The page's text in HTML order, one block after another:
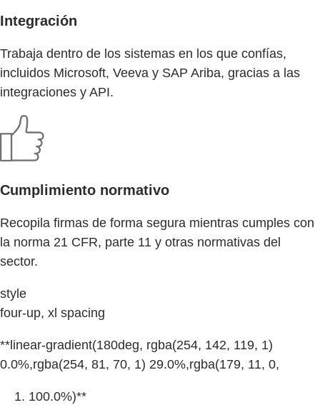
Integración
Trabaja dentro de los sistemas en los que confías,
incluidos Microsoft, Veeva y SAP Ariba, gracias a las
integraciones y API.
Cumplimiento normativo
Recopila firmas de forma segura mientras cumples con
la norma 21 CFR, parte 11 y otras normativas del
sector.
style
four-up, xl spacing
**linear-gradient(180deg, rgba(254, 142, 119, 1)
0.0%,rgba(254, 81, 70, 1) 29.0%,rgba(179, 11, 0,
100.0%)**